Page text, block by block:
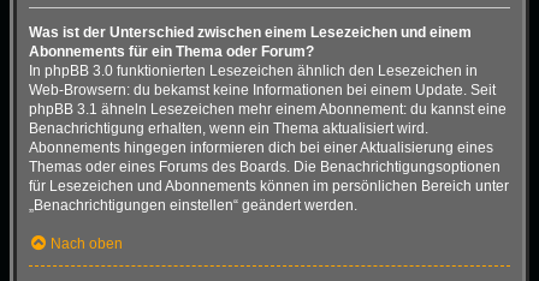
Was ist der Unterschied zwischen einem Lesezeichen und einem
Abonnements für ein Thema oder Forum?
In phpBB 3.0 funktionierten Lesezeichen ähnlich den Lesezeichen in
Web-Browsern: du bekamst keine Informationen bei einem Update. Seit
phpBB 3.1 ähneln Lesezeichen mehr einem Abonnement: du kannst eine
Benachrichtigung erhalten, wenn ein Thema aktualisiert wird.
Abonnements hingegen informieren dich bei einer Aktualisierung eines
Themas oder eines Forums des Boards. Die Benachrichtigungsoptionen
für Lesezeichen und Abonnements können im persönlichen Bereich unter
„Benachrichtigungen einstellen“ geändert werden.
Nach oben